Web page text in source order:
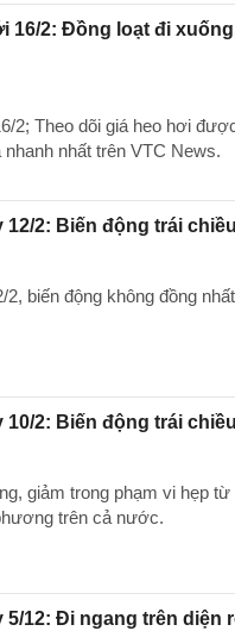
16/2: Đồng loạt đi
2; Theo dõi giá heo hơi
nhất trên VTC News.
12/2: Biến động trái chiều
biến động không đồng
10/2: Biến động trái chiều
giảm trong phạm vi hẹp từ
trên cả nước.
5/12: Đi ngang trên diện